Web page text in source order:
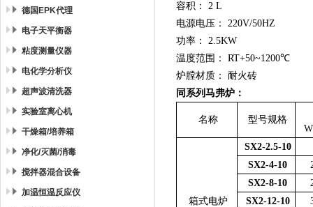
德国EPK代理
电子天平衡器
粘度测量仪器
电化学分析仪
超声波清洗器
实验室离心机
干燥箱/培养箱
净化/灭菌/消毒
搅拌器混合设备
加温恒温反应仪
容积： 2 L
电源电压： 220V/50HZ
功率： 2.5KW
温度范围： RT+50~1200℃
炉膛材质： 耐火砖
同系列马弗炉：
名称
型号规格
箱式电炉
SX2-2.5-10
SX2-4-10
SX2-8-10
SX2-12-10